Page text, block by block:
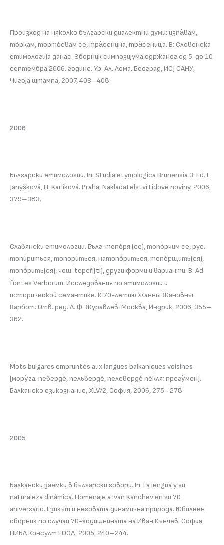
Произход на няколко български диалектни думи: изпа̀вам,
тòркам, тортòсвам се, тра̀сенина, тра̀сеница. В: Словенска
етимологиjа данас. Зборник симпозиjума одржаног од 5. до 10.
септембра 2006. године. Ур. Ал. Лома. Београд, ИСJ САНУ,
Чигоjа штампа, 2007, 403–408.
2006
Български етимологии. In: Studia etymologica Brunensia 3. Ed. I.
Janyšková, H. Karlíková. Praha, Nakladatelství Lidové noviny, 2006,
379–383.
Славянски етимологии. Бълг. топòря (се), топòрчим се, рус.
топúриться, топорúться, натопóриться, топóрщить(ся),
топóрить(ся), чеш. topoři(ti), други форми и варианти. В: Ad
fontеs Verborum. Исследования по этимологии и
исторической семантике. К 70-летию Жанны Жановны
Варбот. Отв. ред. А. Ф. Журавлев. Москва, Индрик, 2006, 355–
362.
Mots bulgares empruntés aux langues balkaniques voisines
[мору̀га; певердѐ, пельвердѐ, пелевердѐ пѐкля; прегу̀мен].
Балканско езикознание, XLV/2, София, 2006, 275–278.
2005
Балкански заемки в български говори. In: La lengua y su
naturaleza dinámica. Homenaje a Ivan Kanchev en su 70
aniversario. Езикът и неговата динамична природа. Юбилеен
сборник по случай 70-годишнината на Иван Кънчев. София,
НИБА Консулт ЕООД, 2005, 240–244.